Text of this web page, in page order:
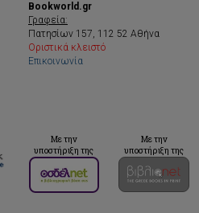
Bookworld.gr
Γραφεία:
Πατησίων 157, 112 52 Αθήνα
Οριστικά κλειστό
Επικοινωνία
Με την
υποστήριξη της
Με την
υποστήριξη της